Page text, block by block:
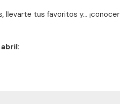
llevarte tus favoritos y... ¡conocer